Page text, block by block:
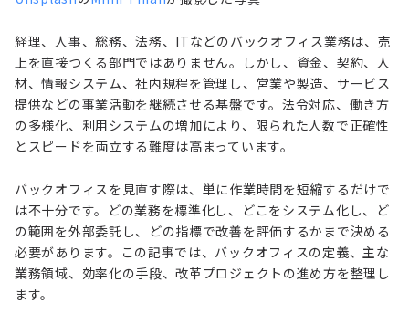
経理、人事、総務、法務、ITなどのバックオフィス業務は、売
上を直接つくる部門ではありません。しかし、資金、契約、人
材、情報システム、社内規程を管理し、営業や製造、サービス
提供などの事業活動を継続させる基盤です。法令対応、働き方
の多様化、利用システムの増加により、限られた人数で正確性
とスピードを両立する難度は高まっています。
バックオフィスを見直す際は、単に作業時間を短縮するだけで
は不十分です。どの業務を標準化し、どこをシステム化し、ど
の範囲を外部委託し、どの指標で改善を評価するかまで決める
必要があります。この記事では、バックオフィスの定義、主な
業務領域、効率化の手段、改革プロジェクトの進め方を整理し
ます。